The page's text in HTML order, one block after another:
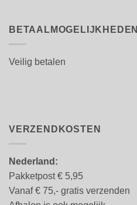
BETAALMOGELIJKHEDEN
Veilig betalen
VERZENDKOSTEN
Nederland:
Pakketpost € 5,95
Vanaf € 75,- gratis verzenden